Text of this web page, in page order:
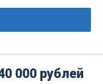
000 рублей